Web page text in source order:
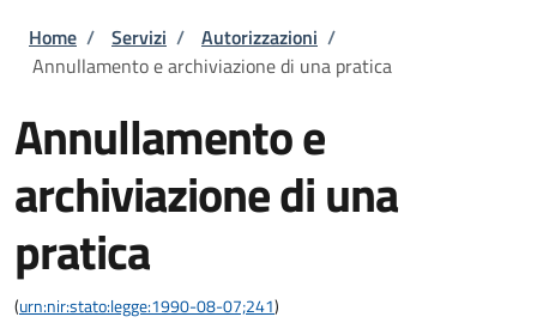
Briciole di pane
Home / Servizi / Autorizzazioni /
Annullamento e archiviazione di una pratica
Annullamento e
archiviazione di una
pratica
(urn:nir:stato:legge:1990-08-07;241)